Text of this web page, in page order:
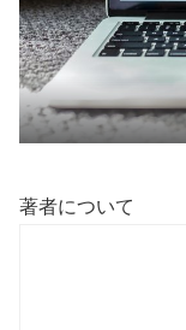
著者について